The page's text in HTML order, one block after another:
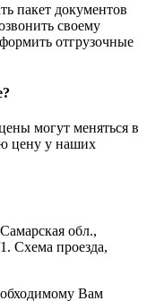
пакет документов
своему
отгрузочные
могут меняться в
цену у наших
обл.,
Схема проезда,
Вам